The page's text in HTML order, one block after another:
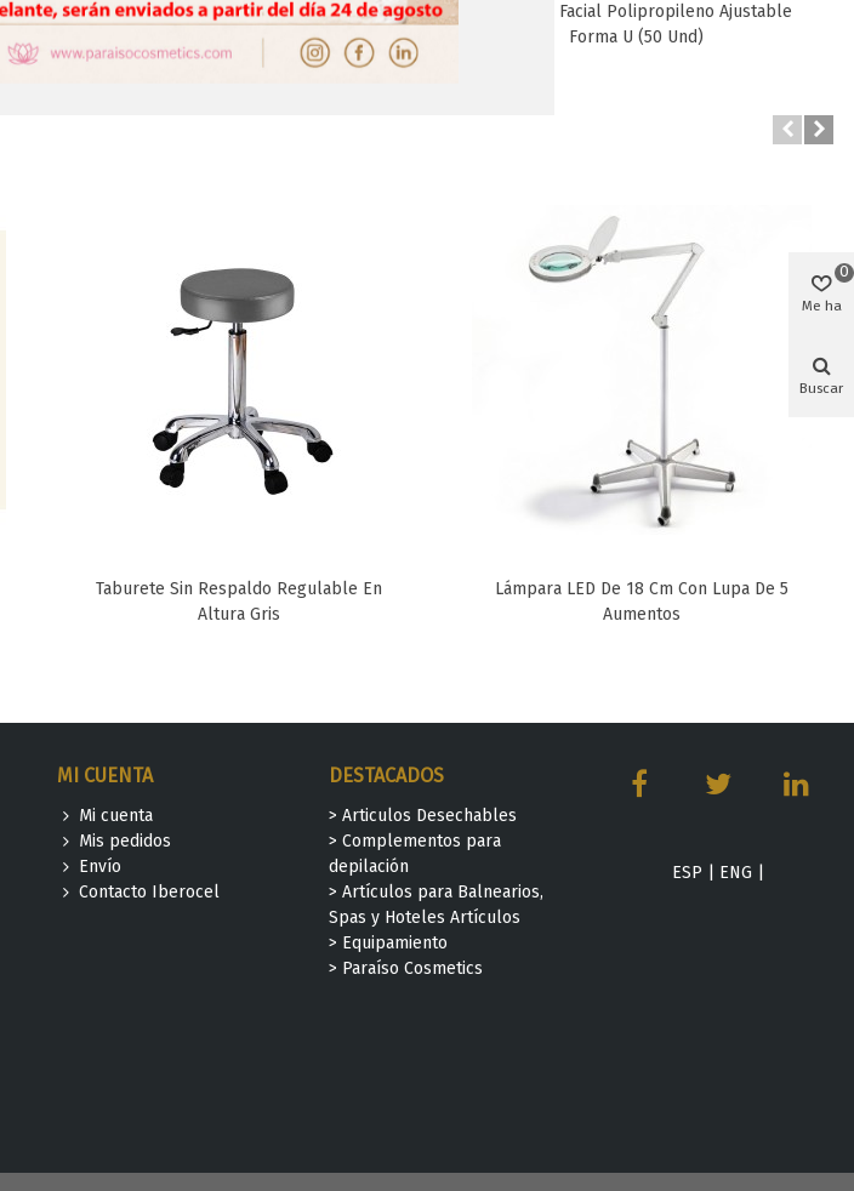
Favorito
Sabana Ajustable EXTRA 95 X 220 (100
Favorito
Protector Facial Polipropileno Ajustable
Forma U (50 Und)
Favorito
Taburete Sin Respaldo Regulable En
Altura Gris
Favorito
Lámpara LED De 18 Cm Con Lupa De 5
Aumentos
MI CUENTA
Mi cuenta
Mis pedidos
Envío
Contacto Iberocel
DESTACADOS
> Articulos Desechables
> Complementos para
depilación
> Artículos para Balnearios,
Spas y Hoteles Artículos
> Equipamiento
> Paraíso Cosmetics
ESP ENG
Me ha
0
Buscar